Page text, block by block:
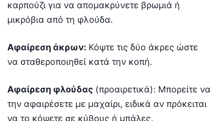
καρπούζι για να απομακρύνετε βρωμιά ή
μικρόβια από τη φλούδα.
Αφαίρεση άκρων: Κόψτε τις δύο άκρες ώστε
να σταθεροποιηθεί κατά την κοπή.
Αφαίρεση φλούδας (προαιρετικά): Μπορείτε να
την αφαιρέσετε με μαχαίρι, ειδικά αν πρόκειται
να το κόψετε σε κύβους ή μπάλες.